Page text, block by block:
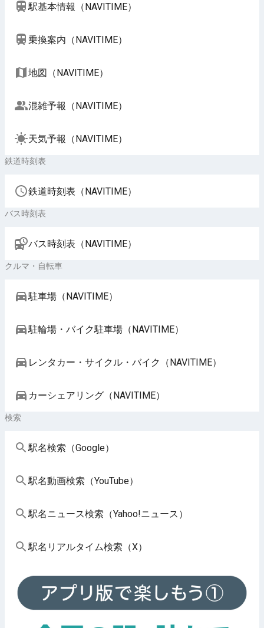
駅基本情報（NAVITIME）
乗換案内（NAVITIME）
地図（NAVITIME）
混雑予報（NAVITIME）
天気予報（NAVITIME）
鉄道時刻表
鉄道時刻表（NAVITIME）
バス時刻表
バス時刻表（NAVITIME）
クルマ・自転車
駐車場（NAVITIME）
駐輪場・バイク駐車場（NAVITIME）
レンタカー・サイクル・バイク（NAVITIME）
カーシェアリング（NAVITIME）
検索
駅名検索（Google）
駅名動画検索（YouTube）
駅名ニュース検索（Yahoo!ニュース）
駅名リアルタイム検索（X）